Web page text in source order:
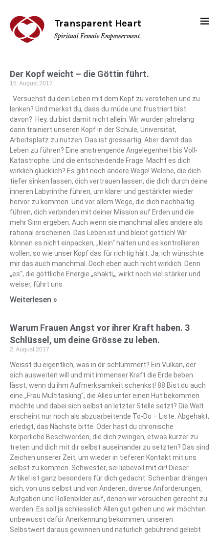
Transparent Heart
Spiritual Female Empowerment
Der Kopf weicht – die Göttin führt.
15. August 2017
Versuchst du dein Leben mit dem Kopf zu verstehen und zu
lenken? Und merkst du, dass du müde und frustriert bist
davon? Hey, du bist damit nicht allein. Wir wurden jahrelang
darin trainiert unseren Kopf in der Schule, Universität,
Arbeitsplatz zu nutzen. Das ist grossartig. Aber damit das
Leben zu führen? Eine anstrengende Angelegenheit bis Voll-
Katastrophe. Und die entscheidende Frage: Macht es dich
wirklich glücklich? Es gibt noch andere Wege! Welche, die dich
tiefer sinken lassen, dich vertrauen lassen, die dich durch deine
inneren Labyrinthe führen, um klarer und gestärkter wieder
hervor zu kommen. Und vor allem Wege, die dich nachhaltig
führen, dich verbinden mit deiner Mission auf Erden und die
mehr Sinn ergeben. Auch wenn sie manchmal alles andere als
rational erscheinen. Das Leben ist und bleibt göttlich! Wir
können es nicht einpacken, „klein“ halten und es kontrollieren
wollen, so wie unser Kopf das für richtig hält. Ja, ich wünschte
mir das auch manchmal. Doch eben auch nicht wirklich. Denn
„es“, die göttliche Energie „shakti„, wirkt noch viel stärker und
weiser, führt uns
Weiterlesen »
Warum Frauen Angst vor ihrer Kraft haben. 3
Schlüssel, um deine Grösse zu leben.
2. August 2017
Weisst du eigentlich, was in dir schlummert? Ein Vulkan, der
sich ausweiten will und mit immenser Kraft die Erde beben
lässt, wenn du ihm Aufmerksamkeit schenkst! 88 Bist du auch
eine „Frau Multitasking“, die Alles unter einen Hut bekommen
möchte und dabei sich selbst an letzter Stelle setzt? Die Welt
erscheint nur noch als abzuarbeitende To-Do – Liste. Abgehakt,
erledigt, das Nächste bitte. Oder hast du chronische
körperliche Beschwerden, die dich zwingen, etwas kürzer zu
treten und dich mit dir selbst auseinander zu setzten? Das sind
Zeichen unserer Zeit, um wieder in tieferen Kontakt mit uns
selbst zu kommen. Schwester, sei liebevoll mit dir! Dieser
Artikel ist ganz besonders für dich gedacht. Scheinbar drängen
sich, von uns selbst und von Anderen, diverse Anforderungen,
Aufgaben und Rollenbilder auf, denen wir versuchen gerecht zu
werden. Es soll ja schliesslich Allen gut gehen und wir möchten
unbewusst dafür Anerkennung bekommen, unseren
Selbstwert daraus gewinnen und natürlich gebührend geliebt